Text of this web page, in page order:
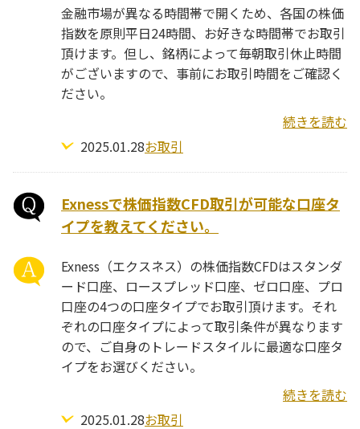
金融市場が異なる時間帯で開くため、各国の株価
指数を原則平日24時間、お好きな時間帯でお取引
頂けます。但し、銘柄によって毎朝取引休止時間
がございますので、事前にお取引時間をご確認く
ださい。
続きを読む
2025.01.28お取引
Exnessで株価指数CFD取引が可能な口座タ
イプを教えてください。
Exness（エクスネス）の株価指数CFDはスタンダ
ード口座、ロースプレッド口座、ゼロ口座、プロ
口座の4つの口座タイプでお取引頂けます。それ
ぞれの口座タイプによって取引条件が異なります
ので、ご自身のトレードスタイルに最適な口座タ
イプをお選びください。
続きを読む
2025.01.28お取引